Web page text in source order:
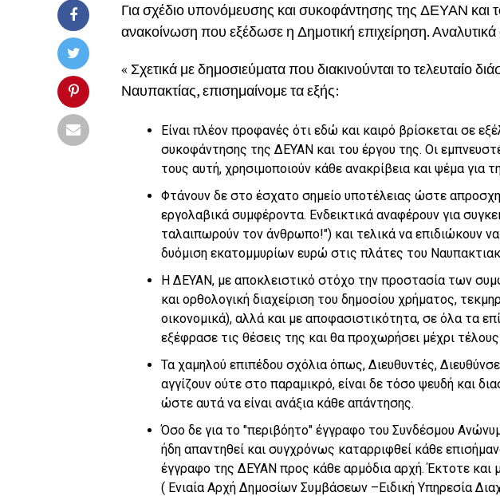
Για σχέδιο υπονόμευσης και συκοφάντησης της ΔΕΥΑΝ και
ανακοίνωση που εξέδωσε η Δημοτική επιχείρηση. Αναλυτικά
« Σχετικά με δημοσιεύματα που διακινούνται το τελευταίο
Ναυπακτίας, επισημαίνομε τα εξής:
Είναι πλέον προφανές ότι εδώ και καιρό βρίσκεται σε
συκοφάντησης της ΔΕΥΑΝ και του έργου της. Οι
τους αυτή, χρησιμοποιούν κάθε ανακρίβεια και ψέμα για
Φτάνουν δε στο έσχατο σημείο υποτέλειας ώστε
εργολαβικά συμφέροντα. Ενδεικτικά αναφέρουν για
ταλαιπωρούν τον άνθρωπο!″) και τελικά να επιδιώκουν
δυόμιση εκατομμυρίων ευρώ στις πλάτες του
Η ΔΕΥΑΝ, με αποκλειστικό στόχο την προστασία των
και ορθολογική διαχείριση του δημοσίου χρήματος,
οικονομικά), αλλά και με αποφασιστικότητα, σε όλα τα
εξέφρασε τις θέσεις της και θα προχωρήσει μέχρι
Τα χαμηλού επιπέδου σχόλια όπως, Διευθυντές,
αγγίζουν ούτε στο παραμικρό, είναι δε τόσο ψευδή και
ώστε αυτά να είναι ανάξια κάθε απάντησης.
Όσο δε για το ″περιβόητο″ έγγραφο του Συνδέσμου
ήδη απαντηθεί και συγχρόνως καταρριφθεί κάθε
έγγραφο της ΔΕΥΑΝ προς κάθε αρμόδια αρχή. Έκτοτε και
( Ενιαία Αρχή Δημοσίων Συμβάσεων –Ειδική Υπηρεσία